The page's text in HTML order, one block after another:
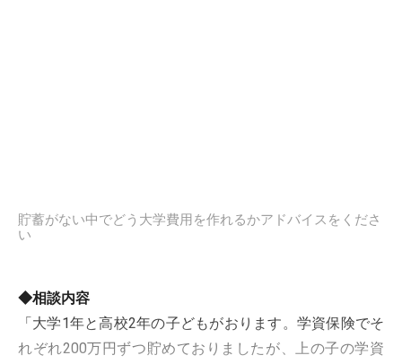
貯蓄がない中でどう大学費用を作れるかアドバイスをくださ
い
◆相談内容
「大学1年と高校2年の子どもがおります。学資保険でそ
れぞれ200万円ずつ貯めておりましたが、上の子の学資